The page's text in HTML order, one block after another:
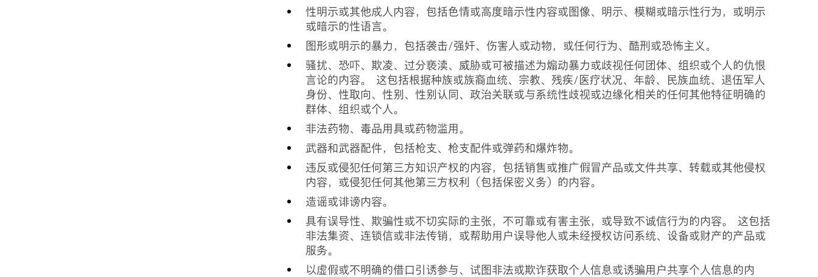
性明示或其他成人内容，包括色情或高度暗示性内容或图像、明示、模糊或暗示性行为，或明示
或暗示的性语言。
图形或明示的暴力，包括袭击/强奸、伤害人或动物，或任何行为、酷刑或恐怖主义。
骚扰、恐吓、欺凌、过分亵渎、威胁或可被描述为煽动暴力或歧视任何团体、组织或个人的仇恨
言论的内容。 这包括根据种族或族裔血统、宗教、残疾/医疗状况、年龄、民族血统、退伍军人
身份、性取向、性别、性别认同、政治关联或与系统性歧视或边缘化相关的任何其他特征明确的
群体、组织或个人。
非法药物、毒品用具或药物滥用。
武器和武器配件，包括枪支、枪支配件或弹药和爆炸物。
违反或侵犯任何第三方知识产权的内容，包括销售或推广假冒产品或文件共享、转载或其他侵权
内容，或侵犯任何其他第三方权利（包括保密义务）的内容。
造谣或诽谤内容。
具有误导性、欺骗性或不切实际的主张，不可靠或有害主张，或导致不诚信行为的内容。 这包括
非法集资、连锁信或非法传销，或帮助用户误导他人或未经授权访问系统、设备或财产的产品或
服务。
以虚假或不明确的借口引诱参与、试图非法或欺诈获取个人信息或诱骗用户共享个人信息的内